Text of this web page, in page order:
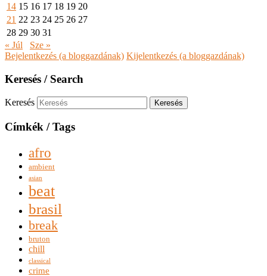
14 15 16 17 18 19 20
21 22 23 24 25 26 27
28 29 30 31
« Júl
Sze »
Bejelentkezés (a bloggazdának) Kijelentkezés (a bloggazdának)
Keresés / Search
Keresés
Címkék / Tags
afro
ambient
asian
beat
brasil
break
bruton
chill
classical
crime